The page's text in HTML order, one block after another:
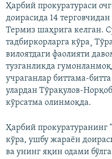
Ҳарбий прокуратураси
доирасида 14
Термиз шаҳрига келган.
тадбиркорларга кўра¸
вилоятдаги фаолияти
тузганликда
учраганлар биттама-
улардан Тўрақулов-
кўрсатма олинмоқда.
Ҳарбий прокуратуранинг
кўра, ушбу жараëн
ва унинг яқин одами